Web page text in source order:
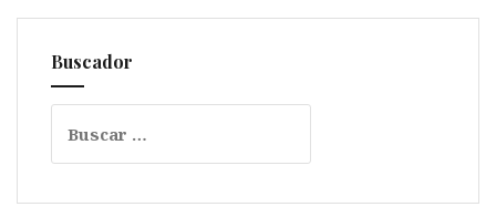
Buscador